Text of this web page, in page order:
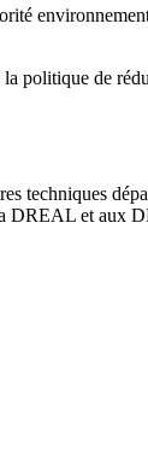
politique de
techniques
DREAL et aux